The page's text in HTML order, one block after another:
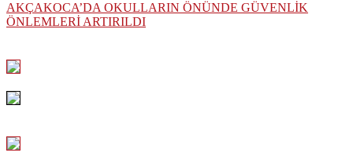
AKÇAKOCA’DA OKULLARIN ÖNÜNDE GÜVENLİK
ÖNLEMLERİ ARTIRILDI